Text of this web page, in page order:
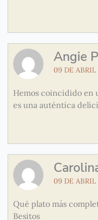
Angie
09 DE ABRIL
Hemos coincidido en
es una auténtica
09 DE ABRIL
Qué plato más
Besitos